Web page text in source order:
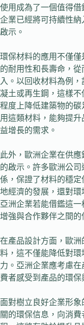
使用成為了一個值得
企業已經將可持續性
啟示。
環保材料的應用不僅
的耐用性和長壽命，
入。以回收材料為例
凝土或再生鋼，這樣
程度上降低建築物的
用這類材料，能夠提
益增長的需求。
此外，歐洲企業在供
的啟示。許多歐洲公
係，保證了材料的穩
地經濟的發展，還對環
亞洲企業若能借鑑這
增強與合作夥伴之間的
在產品設計方面，歐
料，這不僅能降低對
力。亞洲企業應考慮
費者感受到產品的環保
面對樹立良好企業形
關的環保信息，向消